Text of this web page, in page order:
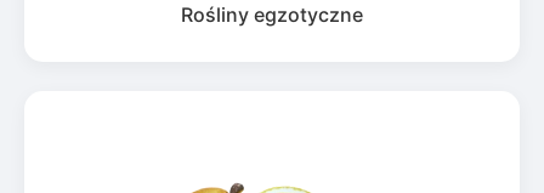
Rośliny egzotyczne